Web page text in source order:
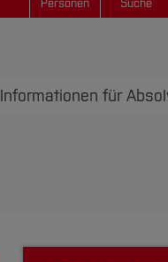
Personen Suche
Informationen für